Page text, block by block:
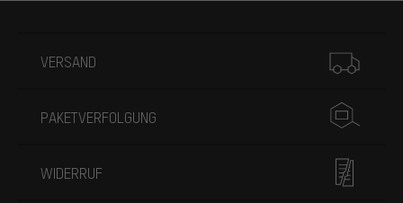
VERSAND
PAKETVERFOLGUNG
WIDERRUF